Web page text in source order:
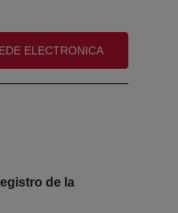
en nueva ventana)
ELECTRONICA
de la